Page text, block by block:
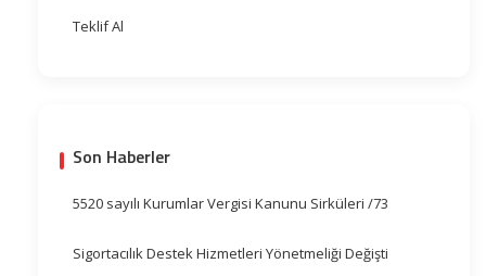
Teklif Al
Son Haberler
5520 sayılı Kurumlar Vergisi Kanunu Sirküleri /73
Sigortacılık Destek Hizmetleri Yönetmeliği Değişti